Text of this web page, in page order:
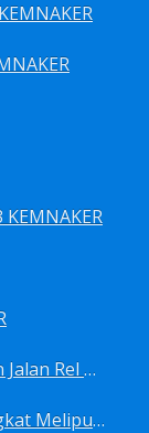
Sertifikasi Operator Alat Angkutan Jalan Rel Meliputi Operator Lokomotif Dan Lori KEMNAKER
Sertifikasi Operator Peralatan Angkat Meliputi Operator Dongkrak Mekanik (Lier) KEMNAKER